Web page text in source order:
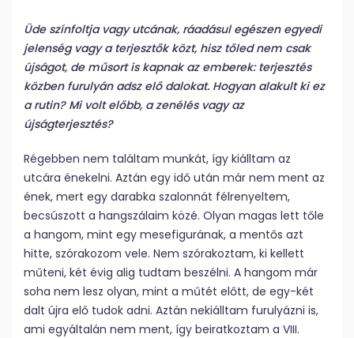
Üde színfoltja vagy utcának, ráadásul egészen egyedi
jelenség vagy a terjesztők közt, hisz tőled nem csak
újságot, de műsort is kapnak az emberek: terjesztés
közben furulyán adsz elő dalokat. Hogyan alakult ki ez
a rutin? Mi volt előbb, a zenélés vagy az
újságterjesztés?
Régebben nem találtam munkát, így kiálltam az
utcára énekelni. Aztán egy idő után már nem ment az
ének, mert egy darabka szalonnát félrenyeltem,
becsúszott a hangszálaim közé. Olyan magas lett tőle
a hangom, mint egy mesefigurának, a mentős azt
hitte, szórakozom vele. Nem szórakoztam, ki kellett
műteni, két évig alig tudtam beszélni. A hangom már
soha nem lesz olyan, mint a műtét előtt, de egy-két
dalt újra elő tudok adni. Aztán nekiálltam furulyázni is,
ami egyáltalán nem ment, így beiratkoztam a VIII.